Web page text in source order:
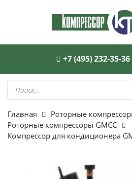
+7 (495) 232-35-36
Поиск
товаров
Главная
Роторные
Роторные компрессоры GMCC
Компрессор для кондиционера